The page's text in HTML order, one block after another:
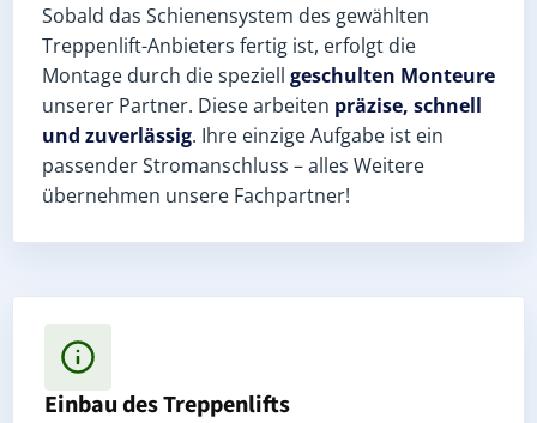
Sobald das Schienensystem des gewählten
Treppenlift-Anbieters fertig ist, erfolgt die
Montage durch die speziell geschulten Monteure
unserer Partner. Diese arbeiten präzise, schnell
und zuverlässig. Ihre einzige Aufgabe ist ein
passender Stromanschluss – alles Weitere
übernehmen unsere Fachpartner!
Einbau des Treppenlifts